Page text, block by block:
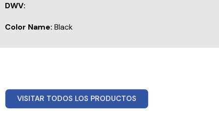
DWV:
Color Name: Black
VISITAR TODOS LOS PRODUCTOS